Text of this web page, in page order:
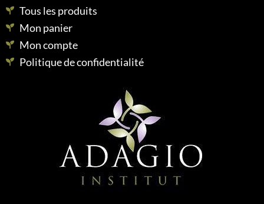
Tous les produits
Mon panier
Mon compte
Politique de confidentialité